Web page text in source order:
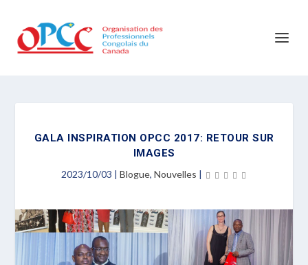
GALA INSPIRATION OPCC 2017: RETOUR SUR
IMAGES
2023/10/03 | Blogue, Nouvelles |